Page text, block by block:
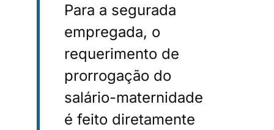
Para a segurada
empregada, o
requerimento de
prorrogação do
salário-maternidade
é feito diretamente